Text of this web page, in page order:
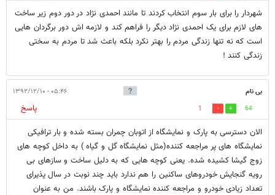
شهردار را برای بار سوم انتخاب کردند تا مانند احمدی نژاد در دور دوم زیر ساخت
های لازم برای یک احمدی نژاد دیگر را فراهم کند و لازمه اش دور برگردان هایی
است که نه تنها زندگی مردم را بهتر نکرد بلکه باعث شد تا مردم به سختی
زندگی کنند !
بی نام ۰۵:۴۶ - ۱۳۹۲/۱۲/۱۰
64
1
پاسخ
الان دسترسی به پارک و نمایشگاه از اتوبان چمران بسته شده و بار ترافیکی
نمایشگاه های پر مراجعه کننده(مثل نمایشگاه گل و گیاه ) به داخل کوچه های
زوج گیشا کشیده شده. یعنی کوچه هایی که به دلیل ساخت و سازهای بی
رویه گنجایش خودروهای ساکنین را هم ندارد باید چند نوبت در سال پذیرای
تعداد زیادی خودرو و مراجعه کننده نمایشگاه و پارک باشند. من به عنوان